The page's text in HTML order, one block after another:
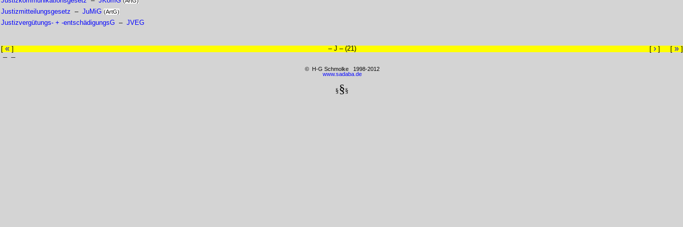
Justizmitteilungsgesetz – JuMiG (ArtG)
Justizvergütungs- + -entschädigungsG – JVEG
[ « ] – J – (21) [ › ] [»]
– –
© H-G Schmolke 1998-2012
www.sadaba.de
§ §§